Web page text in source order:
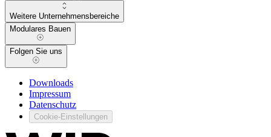
Weitere Unternehmensbereiche
Modulares Bauen
Folgen Sie uns
Downloads
Impressum
Datenschutz
Cookie-Einstellungen